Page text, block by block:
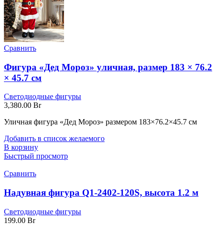
Сравнить
Фигура «Дед Мороз» уличная, размер 183 × 76.2
× 45.7 см
Светодиодные фигуры
3,380.00 Br
Уличная фигура «Дед Мороз» размером 183×76.2×45.7 см
Добавить в список желаемого
В корзину
Быстрый просмотр
Сравнить
Надувная фигура Q1-2402-120S, высота 1.2 м
Светодиодные фигуры
199.00 Br